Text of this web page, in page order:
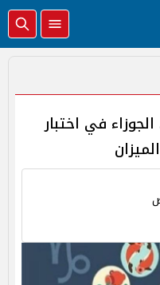
اليوم 17 مارس 2024.. الجوزاء في اختبار